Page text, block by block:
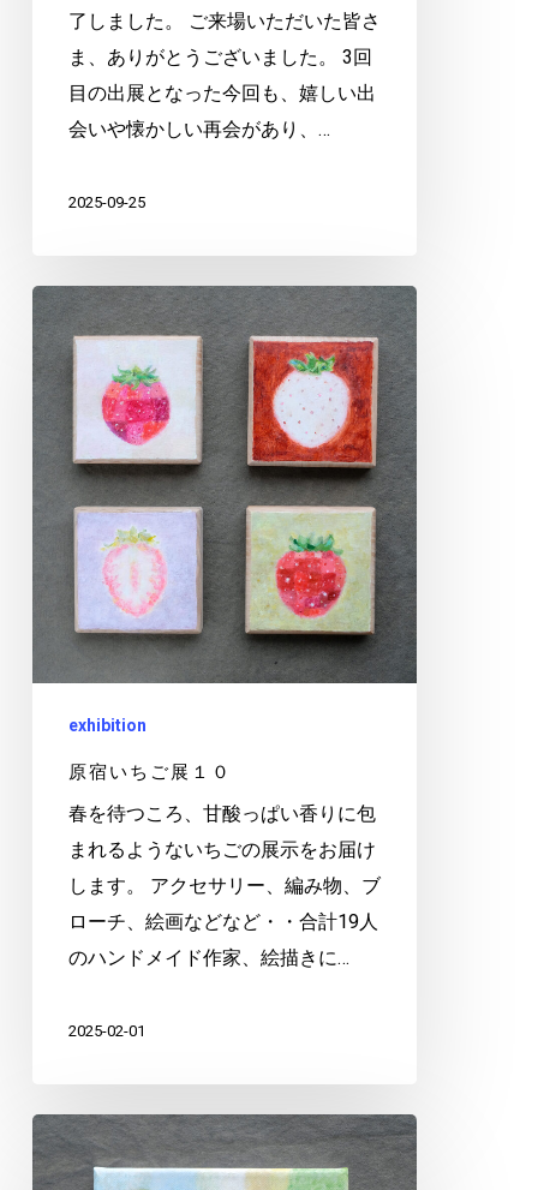
了しました。 ご来場いただいた皆さ
ま、ありがとうございました。 3回
目の出展となった今回も、嬉しい出
会いや懐かしい再会があり、…
2025-09-25
原
い
exhibition
原宿いちご展１０
春を待つころ、甘酸っぱい香りに包
まれるようないちごの展示をお届け
します。 アクセサリー、編み物、ブ
ローチ、絵画などなど・・合計19人
のハンドメイド作家、絵描きに…
2025-02-01
ふ
ゆ